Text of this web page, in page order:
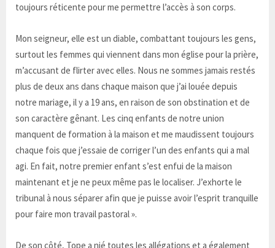
toujours réticente pour me permettre l’accès à son corps.
Mon seigneur, elle est un diable, combattant toujours les gens,
surtout les femmes qui viennent dans mon église pour la prière,
m’accusant de flirter avec elles. Nous ne sommes jamais restés
plus de deux ans dans chaque maison que j’ai louée depuis
notre mariage, il y a 19 ans, en raison de son obstination et de
son caractère gênant. Les cinq enfants de notre union
manquent de formation à la maison et me maudissent toujours
chaque fois que j’essaie de corriger l’un des enfants qui a mal
agi. En fait, notre premier enfant s’est enfui de la maison
maintenant et je ne peux même pas le localiser. J’exhorte le
tribunal à nous séparer afin que je puisse avoir l’esprit tranquille
pour faire mon travail pastoral ».
De son côté, Tope a nié toutes les allégations et a également